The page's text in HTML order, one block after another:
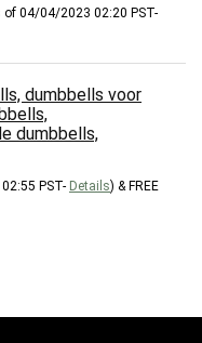
of 04/04/2023 02:20 PST-
dumbbells voor
dumbbells,
PST- Details) & FREE